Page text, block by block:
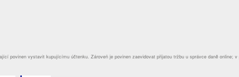
povinen vystavit kupujícímu účtenku. Zároveň je povinen zaevidovat přijatou tržbu u správce daně online;